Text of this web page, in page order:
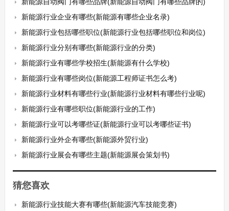
新能源行业企业有哪些(新能源有哪些企业名录)
新能源行业包括哪些职位(新能源行业包括哪些职位和岗位)
新能源行业分别有哪些(新能源行业的分类)
新能源行业有哪些学校招生(新能源有什么学校)
新能源行业有哪些岗位(新能源工程师证书怎么考)
新能源行业材料有哪些行业(新能源行业材料有哪些行业呢)
新能源行业有哪些职位(新能源行业的工作)
新能源行业可以考哪些证(新能源行业可以考哪些证书)
新能源行业外企有哪些(新能源外贸行业)
新能源行业展会有哪些主题(新能源展会策划书)
猜您喜欢
新能源行业技能大赛有哪些(新能源汽车技能竞赛)